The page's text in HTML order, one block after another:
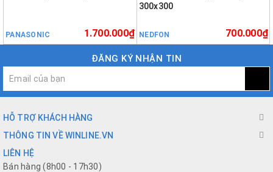
PANASONIC 1.700.000₫
300x300
NEDFON 700.000₫
ĐĂNG KÝ NHẬN TIN
HỖ TRỢ KHÁCH HÀNG
THÔNG TIN VỀ WINLINE.VN
LIÊN HỆ
Bán hàng (8h00 - 17h30)